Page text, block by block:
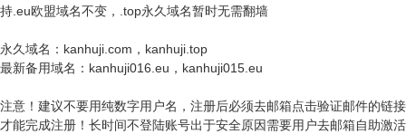
持.eu欧盟域名不变，.top永久域名暂时无需翻墙
永久域名：kanhuji.com，kanhuji.top
最新备用域名：kanhuji016.eu，kanhuji015.eu
注意！建议不要用纯数字用户名，注册后必须去邮箱点击验证邮件的链接
才能完成注册！长时间不登陆账号出于安全原因需要用户去邮箱自助激活